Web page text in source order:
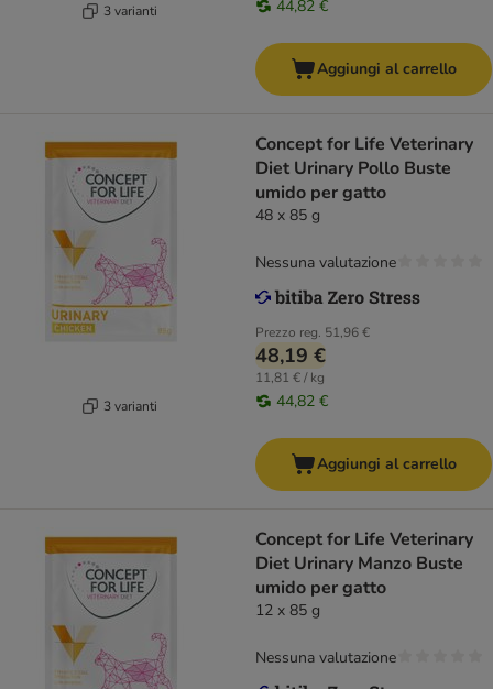
3 varianti 44,82 €
Aggiungi al carrello
3 varianti
Concept for Life Veterinary
Diet Urinary Pollo Buste
umido per gatto
48 x 85 g
Prezzo reg. 51,96 €
48,19 €
11,81 € / kg
44,82 €
Nessuna valutazione
Aggiungi al carrello
Concept for Life Veterinary
Diet Urinary Manzo Buste
umido per gatto
12 x 85 g
Nessuna valutazione